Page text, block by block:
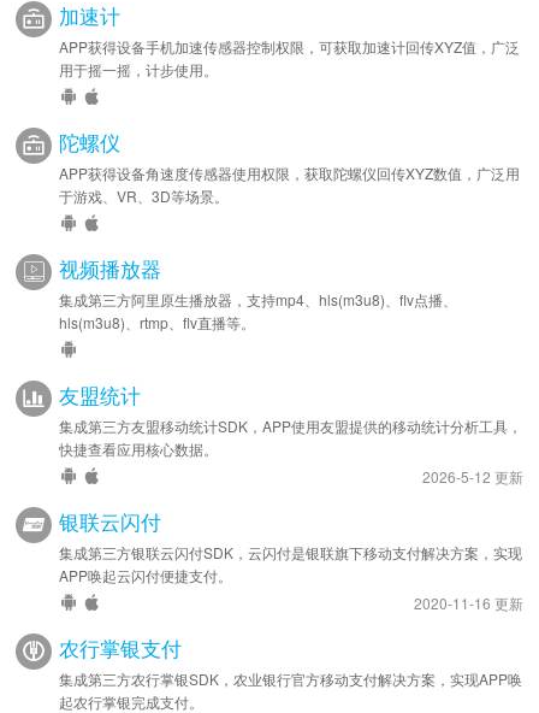
加速计
APP获得设备手机加速传感器控制权限，可获取加速计回传XYZ值，广泛
用于摇一摇，计步使用。
陀螺仪
APP获得设备角速度传感器使用权限，获取陀螺仪回传XYZ数值，广泛用
于游戏、VR、3D等场景。
视频播放器
集成第三方阿里原生播放器，支持mp4、hls(m3u8)、flv点播、
hls(m3u8)、rtmp、flv直播等。
友盟统计
集成第三方友盟移动统计SDK，APP使用友盟提供的移动统计分析工具，
快捷查看应用核心数据。
2026-5-12 更新
银联云闪付
集成第三方银联云闪付SDK，云闪付是银联旗下移动支付解决方案，实现
APP唤起云闪付便捷支付。
2020-11-16 更新
农行掌银支付
集成第三方农行掌银SDK，农业银行官方移动支付解决方案，实现APP唤
起农行掌银完成支付。